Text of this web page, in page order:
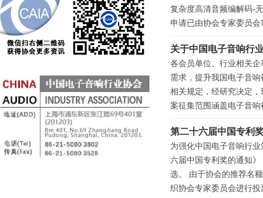
复杂度高清音频编解码-
申请已由协会专家委员
关于中国电子音响行
各会员单位、行业相关
需求，提升我国电子音
相关规定，经研究决定
案征集范围涵盖电子音
第二十六届中国专利
为强化中国电子音响行
六届中国专利奖的通知
选。 由于协会的推荐名
织协会专家委员会进行